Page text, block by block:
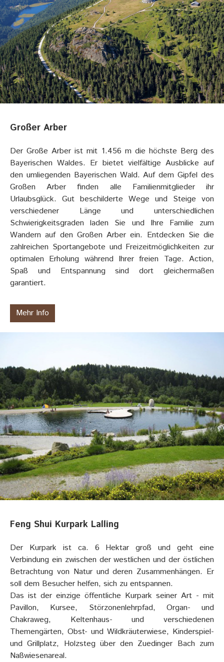
Großer Arber
Der Große Arber ist mit 1.456 m die höchste Berg des
Bayerischen Waldes. Er bietet vielfältige Ausblicke auf
den umliegenden Bayerischen Wald. Auf dem Gipfel des
Großen Arber finden alle Familienmitglieder ihr
Urlaubsglück. Gut beschilderte Wege und Steige von
verschiedener Länge und unterschiedlichen
Schwierigkeitsgraden laden Sie und Ihre Familie zum
Wandern auf den Großen Arber ein. Entdecken Sie die
zahlreichen Sportangebote und Freizeitmöglichkeiten zur
optimalen Erholung während Ihrer freien Tage. Action,
Spaß und Entspannung sind dort gleichermaßen
garantiert.
Mehr Info
Feng Shui Kurpark Lalling
Der Kurpark ist ca. 6 Hektar groß und geht eine
Verbindung ein zwischen der westlichen und der östlichen
Betrachtung von Natur und deren Zusammenhängen. Er
soll dem Besucher helfen, sich zu entspannen.
Das ist der einzige öffentliche Kurpark seiner Art - mit
Pavillon, Kursee, Störzonenlehrpfad, Organ- und
Chakraweg, Keltenhaus- und verschiedenen
Themengärten, Obst- und Wildkräuterwiese, Kinderspiel-
und Grillplatz, Holzsteg über den Zuedinger Bach zum
Naßwiesenareal.